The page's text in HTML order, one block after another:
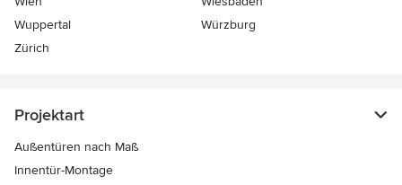
Wuppertal
Würzburg
Zürich
Projektart
Außentüren nach Maß
Innentür-Montage